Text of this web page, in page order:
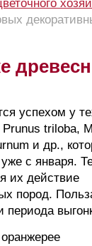
успехом у
triloba,
и др.,
с января.
их действие
пород.
периода